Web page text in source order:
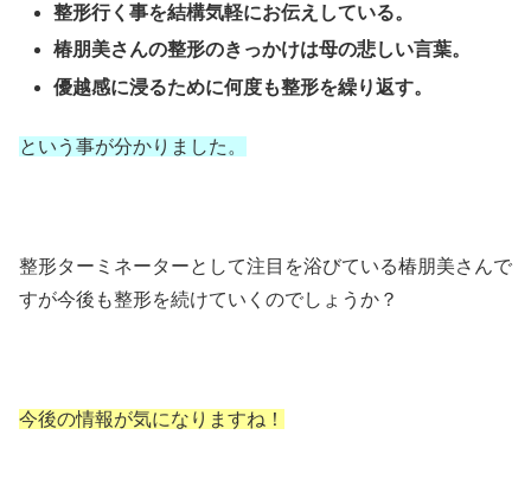
整形行く事を結構気軽にお伝えしている。
椿朋美さんの整形のきっかけは母の悲しい言葉。
優越感に浸るために何度も整形を繰り返す。
という事が分かりました。
整形ターミネーターとして注目を浴びている椿朋美さんで
すが今後も整形を続けていくのでしょうか？
今後の情報が気になりますね！